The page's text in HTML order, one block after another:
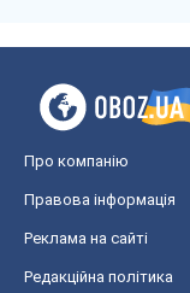
Про компанію
Правова інформація
Реклама на сайті
Редакційна політика